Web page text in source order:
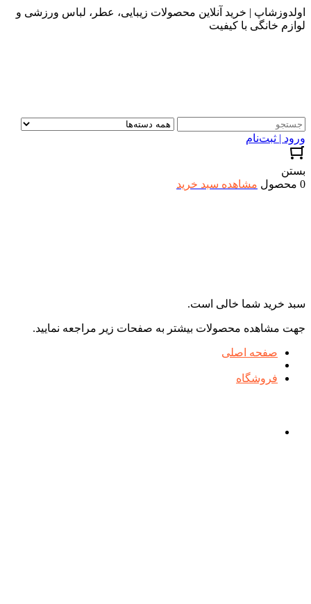
اولدوزشاپ | خرید آنلاین محصولات زیبایی، عطر، لباس ورزشی و
لوازم خانگی با کیفیت
ورود | ثبت‌نام
بستن
0 محصول
مشاهده سبد خرید
سبد خرید شما خالی است.
جهت مشاهده محصولات بیشتر به صفحات زیر مراجعه نمایید.
صفحه اصلی
فروشگاه